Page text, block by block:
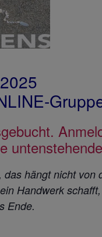
hängt nicht von
Handwerk
Ende.